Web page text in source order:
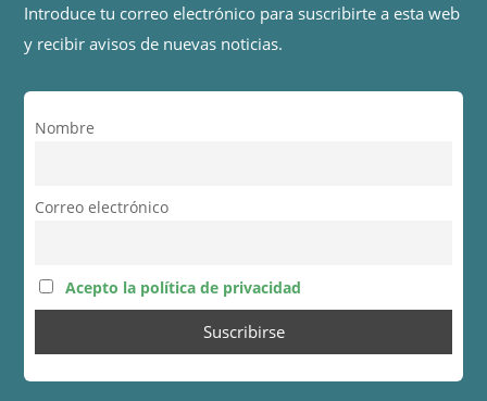
Introduce tu correo electrónico para suscribirte a esta web
y recibir avisos de nuevas noticias.
Nombre
Correo electrónico
Acepto la política de privacidad